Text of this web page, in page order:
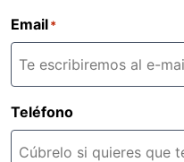
Email*
Teléfono